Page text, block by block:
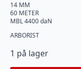
14 MM
60 METER
MBL 4400 daN
ARBORIST
1 på lager